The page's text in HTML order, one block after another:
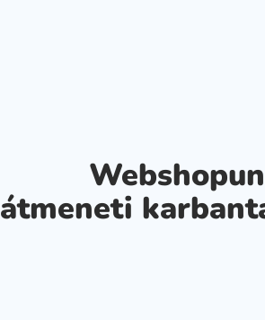
átmeneti